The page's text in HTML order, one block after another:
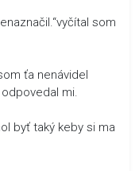
som
ťa nenávidel
mi.
byť taký keby si ma